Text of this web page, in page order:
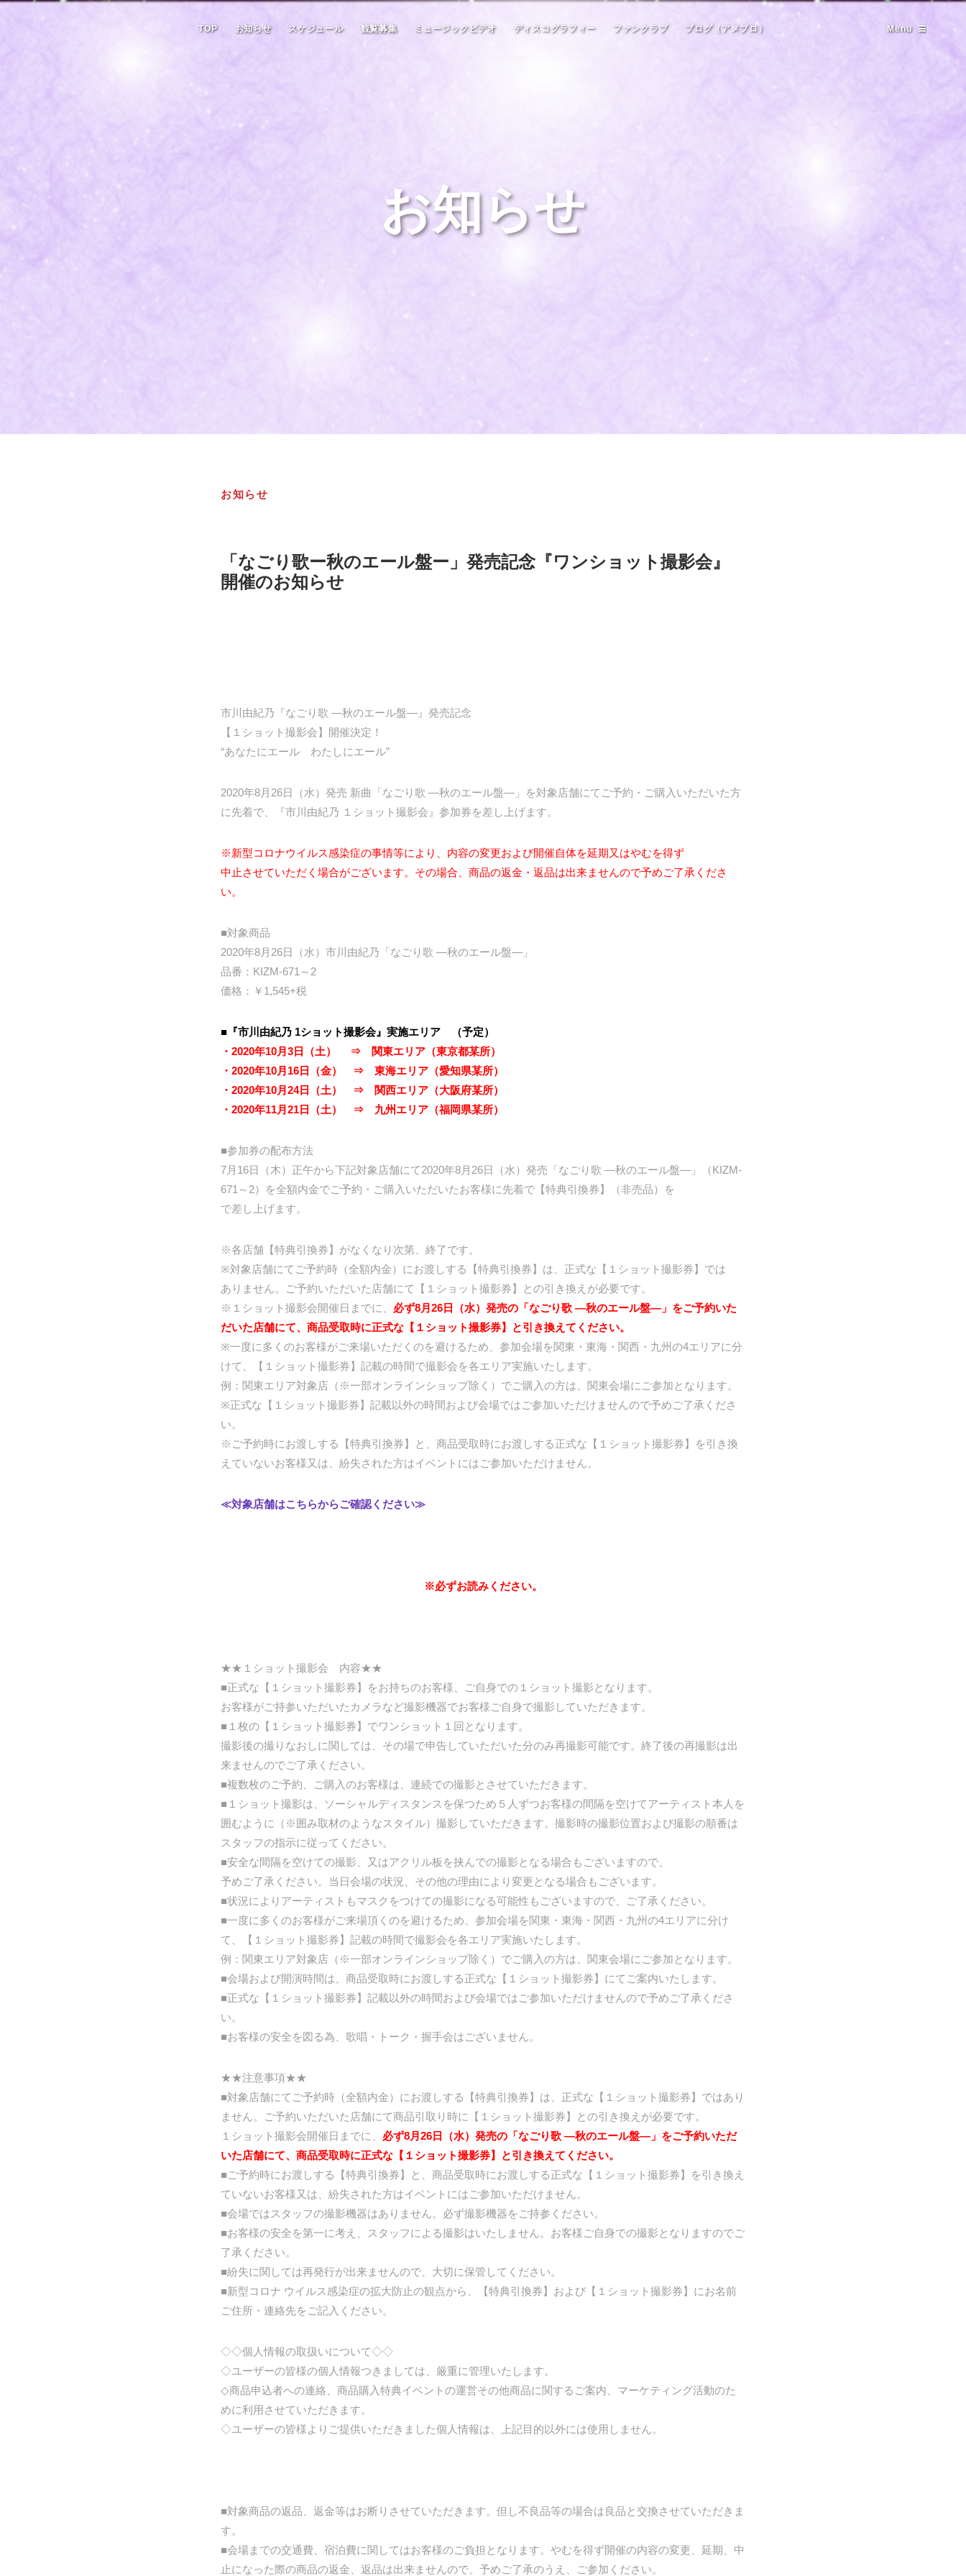
TOP お知らせ スケジュール 観覧募集 ミュージックビデオ ディスコグラフィー ファンクラブ ブログ（アメブロ） Menu
お知らせ
お知らせ
「なごり歌ー秋のエール盤ー」発売記念『ワンショット撮影会』
開催のお知らせ
市川由紀乃『なごり歌 ―秋のエール盤―』発売記念
【１ショット撮影会】開催決定！
“あなたにエール わたしにエール”
2020年8月26日（水）発売 新曲「なごり歌 ―秋のエール盤―」を対象店舗にてご予約・ご購入いただいた方
に先着で、『市川由紀乃 １ショット撮影会』参加券を差し上げます。
※新型コロナウイルス感染症の事情等により、内容の変更および開催自体を延期又はやむを得ず
中止させていただく場合がございます。その場合、商品の返金・返品は出来ませんので予めご了承くださ
い。
■対象商品
2020年8月26日（水）市川由紀乃「なごり歌 ―秋のエール盤―」
品番：KIZM-671～2
価格：￥1,545+税
■『市川由紀乃 1ショット撮影会』実施エリア （予定）
・2020年10月3日（土） ⇒ 関東エリア（東京都某所）
・2020年10月16日（金） ⇒ 東海エリア（愛知県某所）
・2020年10月24日（土） ⇒ 関西エリア（大阪府某所）
・2020年11月21日（土） ⇒ 九州エリア（福岡県某所）
■参加券の配布方法
7月16日（木）正午から下記対象店舗にて2020年8月26日（水）発売「なごり歌 ―秋のエール盤―」（KIZM-
671～2）を全額内金でご予約・ご購入いただいたお客様に先着で【特典引換券】（非売品）を
で差し上げます。
※各店舗【特典引換券】がなくなり次第、終了です。
※対象店舗にてご予約時（全額内金）にお渡しする【特典引換券】は、正式な【１ショット撮影券】では
ありません。ご予約いただいた店舗にて【１ショット撮影券】との引き換えが必要です。
※１ショット撮影会開催日までに、 必ず8月26日（水）発売の「なごり歌 ―秋のエール盤―」をご予約いた
だいた店舗にて、商品受取時に正式な【１ショット撮影券】と引き換えてください。
※一度に多くのお客様がご来場いただくのを避けるため、参加会場を関東・東海・関西・九州の4エリアに分
けて、【１ショット撮影券】記載の時間で撮影会を各エリア実施いたします。
例：関東エリア対象店（※一部オンラインショップ除く）でご購入の方は、関東会場にご参加となります。
※正式な【１ショット撮影券】記載以外の時間および会場ではご参加いただけませんので予めご了承くださ
い。
※ご予約時にお渡しする【特典引換券】と、商品受取時にお渡しする正式な【１ショット撮影券】を引き換
えていないお客様又は、紛失された方はイベントにはご参加いただけません。
≪対象店舗はこちらからご確認ください≫
※必ずお読みください。
★★１ショット撮影会 内容★★
■正式な【１ショット撮影券】をお持ちのお客様、ご自身での１ショット撮影となります。
お客様がご持参いただいたカメラなど撮影機器でお客様ご自身で撮影していただきます。
■１枚の【１ショット撮影券】でワンショット１回となります。
撮影後の撮りなおしに関しては、その場で申告していただいた分のみ再撮影可能です。終了後の再撮影は出
来ませんのでご了承ください。
■複数枚のご予約、ご購入のお客様は、連続での撮影とさせていただきます。
■１ショット撮影は、ソーシャルディスタンスを保つため５人ずつお客様の間隔を空けてアーティスト本人を
囲むように（※囲み取材のようなスタイル）撮影していただきます。撮影時の撮影位置および撮影の順番は
スタッフの指示に従ってください。
■安全な間隔を空けての撮影、又はアクリル板を挟んでの撮影となる場合もございますので、
予めご了承ください。当日会場の状況、その他の理由により変更となる場合もございます。
■状況によりアーティストもマスクをつけての撮影になる可能性もございますので、ご了承ください。
■一度に多くのお客様がご来場頂くのを避けるため、参加会場を関東・東海・関西・九州の4エリアに分け
て、【１ショット撮影券】記載の時間で撮影会を各エリア実施いたします。
例：関東エリア対象店（※一部オンラインショップ除く）でご購入の方は、関東会場にご参加となります。
■会場および開演時間は、商品受取時にお渡しする正式な【１ショット撮影券】にてご案内いたします。
■正式な【１ショット撮影券】記載以外の時間および会場ではご参加いただけませんので予めご了承くださ
い。
■お客様の安全を図る為、歌唱・トーク・握手会はございません。
★★注意事項★★
■対象店舗にてご予約時（全額内金）にお渡しする【特典引換券】は、正式な【１ショット撮影券】ではあり
ません。ご予約いただいた店舗にて商品引取り時に【１ショット撮影券】との引き換えが必要です。
１ショット撮影会開催日までに、 必ず8月26日（水）発売の「なごり歌 ―秋のエール盤―」をご予約いただ
いた店舗にて、商品受取時に正式な【１ショット撮影券】と引き換えてください。
■ご予約時にお渡しする【特典引換券】と、商品受取時にお渡しする正式な【１ショット撮影券】を引き換え
ていないお客様又は、紛失された方はイベントにはご参加いただけません。
■会場ではスタッフの撮影機器はありません。必ず撮影機器をご持参ください。
■お客様の安全を第一に考え、スタッフによる撮影はいたしません。お客様ご自身での撮影となりますのでご
了承ください。
■紛失に関しては再発行が出来ませんので、大切に保管してください。
■新型コロナ ウイルス感染症の拡大防止の観点から、【特典引換券】および【１ショット撮影券】にお名前
ご住所・連絡先をご記入ください。
◇◇個人情報の取扱いについて◇◇
◇ユーザーの皆様の個人情報つきましては、厳重に管理いたします。
◇商品申込者への連絡、商品購入特典イベントの運営その他商品に関するご案内、マーケティング活動のた
めに利用させていただきます。
◇ユーザーの皆様よりご提供いただきました個人情報は、上記目的以外には使用しません。
■対象商品の返品、返金等はお断りさせていただきます。但し不良品等の場合は良品と交換させていただきま
す。
■会場までの交通費、宿泊費に関してはお客様のご負担となります。やむを得ず開催の内容の変更、延期、中
止になった際の商品の返金、返品は出来ませんので、予めご了承のうえ、ご参加ください。